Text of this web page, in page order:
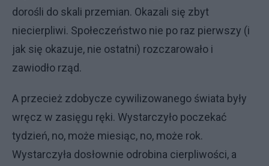
dorośli do skali przemian. Okazali się zbyt
niecierpliwi. Społeczeństwo nie po raz pierwszy (i
jak się okazuje, nie ostatni) rozczarowało i
zawiodło rząd.
A przecież zdobycze cywilizowanego świata były
wręcz w zasięgu ręki. Wystarczyło poczekać
tydzień, no, może miesiąc, no, może rok.
Wystarczyła dosłownie odrobina cierpliwości, a